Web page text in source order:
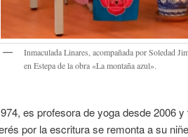
Inmaculada Linares, acompañada por Soledad
en Estepa de la obra «La montaña azul».
es profesora de yoga desde 2006
por la escritura se remonta a su